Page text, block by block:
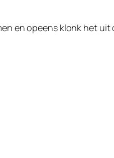
en opeens klonk het uit